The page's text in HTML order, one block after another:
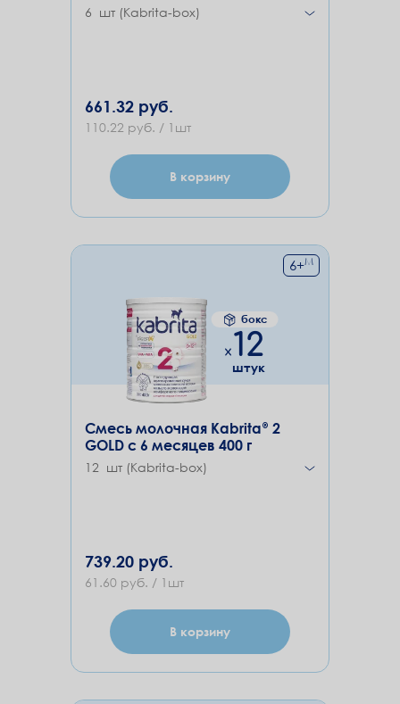
6 шт (Kabrita-box)
661.32 руб.
110.22 руб. / 1шт
В корзину
6+М
12
штук
бокс
Смесь молочная Kabrita® 2
GOLD с 6 месяцев 400 г
12 шт (Kabrita-box)
739.20 руб.
61.60 руб. / 1шт
В корзину